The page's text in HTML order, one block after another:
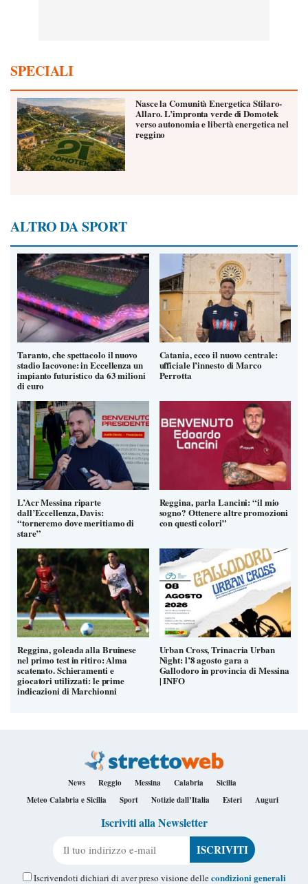
SPECIALI
Nasce la Comunità Energetica Stilaro-
Allaro. L’impronta verde di Domotek
verso autonomia e libertà energetica nel
reggino
ALTRO DA SPORT
Taranto, che spettacolo il nuovo
stadio Iacovone: in Eccellenza un
impianto futuristico da 63 milioni
di euro
Catania, ecco il nuovo centrale:
ufficiale l’innesto di Marco
Perrotta
L’Acr Messina riparte
dall’Eccellenza, Davis:
“torneremo dove meritiamo di
stare”
Reggina, parla Lancini: “il mio
sogno? Ottenere altre promozioni
con questi colori”
Reggina, goleada alla Bruinese
nel primo test in ritiro: Alma
scatenato. Schieramenti e
giocatori utilizzati: le prime
indicazioni di Marchionni
Urban Cross, Trinacria Urban
Night: l’8 agosto gara a
Gallodoro in provincia di Messina
| INFO
News Reggio Messina Calabria
Sicilia
Meteo Calabria e Sicilia
Sport Notizie dall’Italia Esteri Auguri
Iscriviti alla Newsletter
Iscrivendoti dichiari di aver preso visione dellecondizioni generali